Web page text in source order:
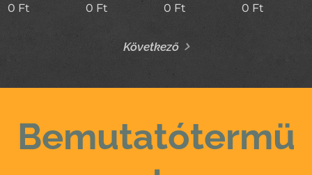
0 Ft 0 Ft 0 Ft 0 Ft
Következő
Bemutatótermü